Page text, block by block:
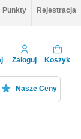
Punkty Rejestracja
Zaloguj Koszyk
Nasze Ceny